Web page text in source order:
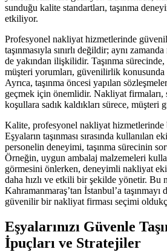
sunduğu kalite standartları, taşınma
etkiliyor.
Profesyonel nakliyat hizmetlerinde
taşınmasıyla sınırlı değildir; aynı
de yakından ilişkilidir. Taşınma
müşteri yorumları, güvenilirlik konusunda
Ayrıca, taşınma öncesi yapılan
geçmek için önemlidir. Nakliyat firmaları,
koşullara sadık kaldıkları sürece, müşteri
Kalite, profesyonel nakliyat
Eşyaların taşınması sırasında kullanılan
personelin deneyimi, taşınma sürecinin
Örneğin, uygun ambalaj malzemeleri
görmesini önlerken, deneyimli nakliyat
daha hızlı ve etkili bir şekilde yönetir. Bu
Kahramanmaraş’tan İstanbul’a
güvenilir bir nakliyat firması seçimi
Eşyalarınızı Güvenle
İpuçları ve Stratejiler